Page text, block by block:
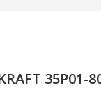
35P01-